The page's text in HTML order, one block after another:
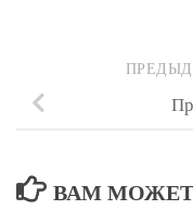
ВАМ МОЖЕТ